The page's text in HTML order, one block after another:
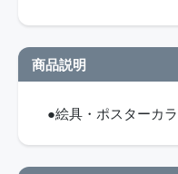
商品説明
●絵具・ポスターカ